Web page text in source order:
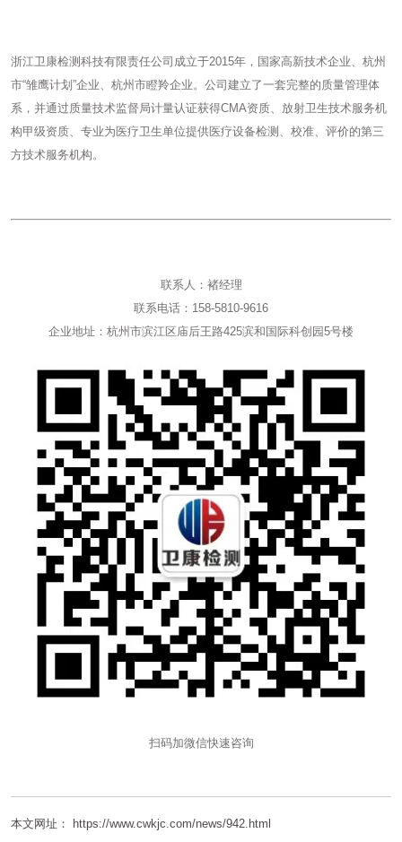
浙江卫康检测科技有限责任公司成立于2015年，国家高新技术企业、杭州
市“雏鹰计划”企业、杭州市瞪羚企业。公司建立了一套完整的质量管理体
系，并通过质量技术监督局计量认证获得CMA资质、放射卫生技术服务机
构甲级资质、专业为医疗卫生单位提供医疗设备检测、校准、评价的第三
方技术服务机构。
联系人：褚经理
联系电话：158-5810-9616
企业地址：杭州市滨江区庙后王路425滨和国际科创园5号楼
扫码加微信快速咨询
本文网址： https://www.cwkjc.com/news/942.html